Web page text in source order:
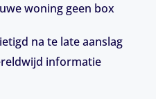
woning geen box
na te late aanslag
informatie